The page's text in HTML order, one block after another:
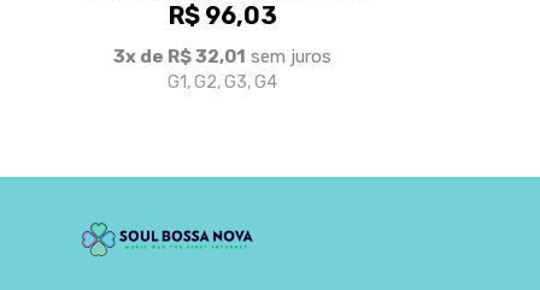
R$ 96,03
3x de R$ 32,01 sem juros
G1, G2, G3, G4